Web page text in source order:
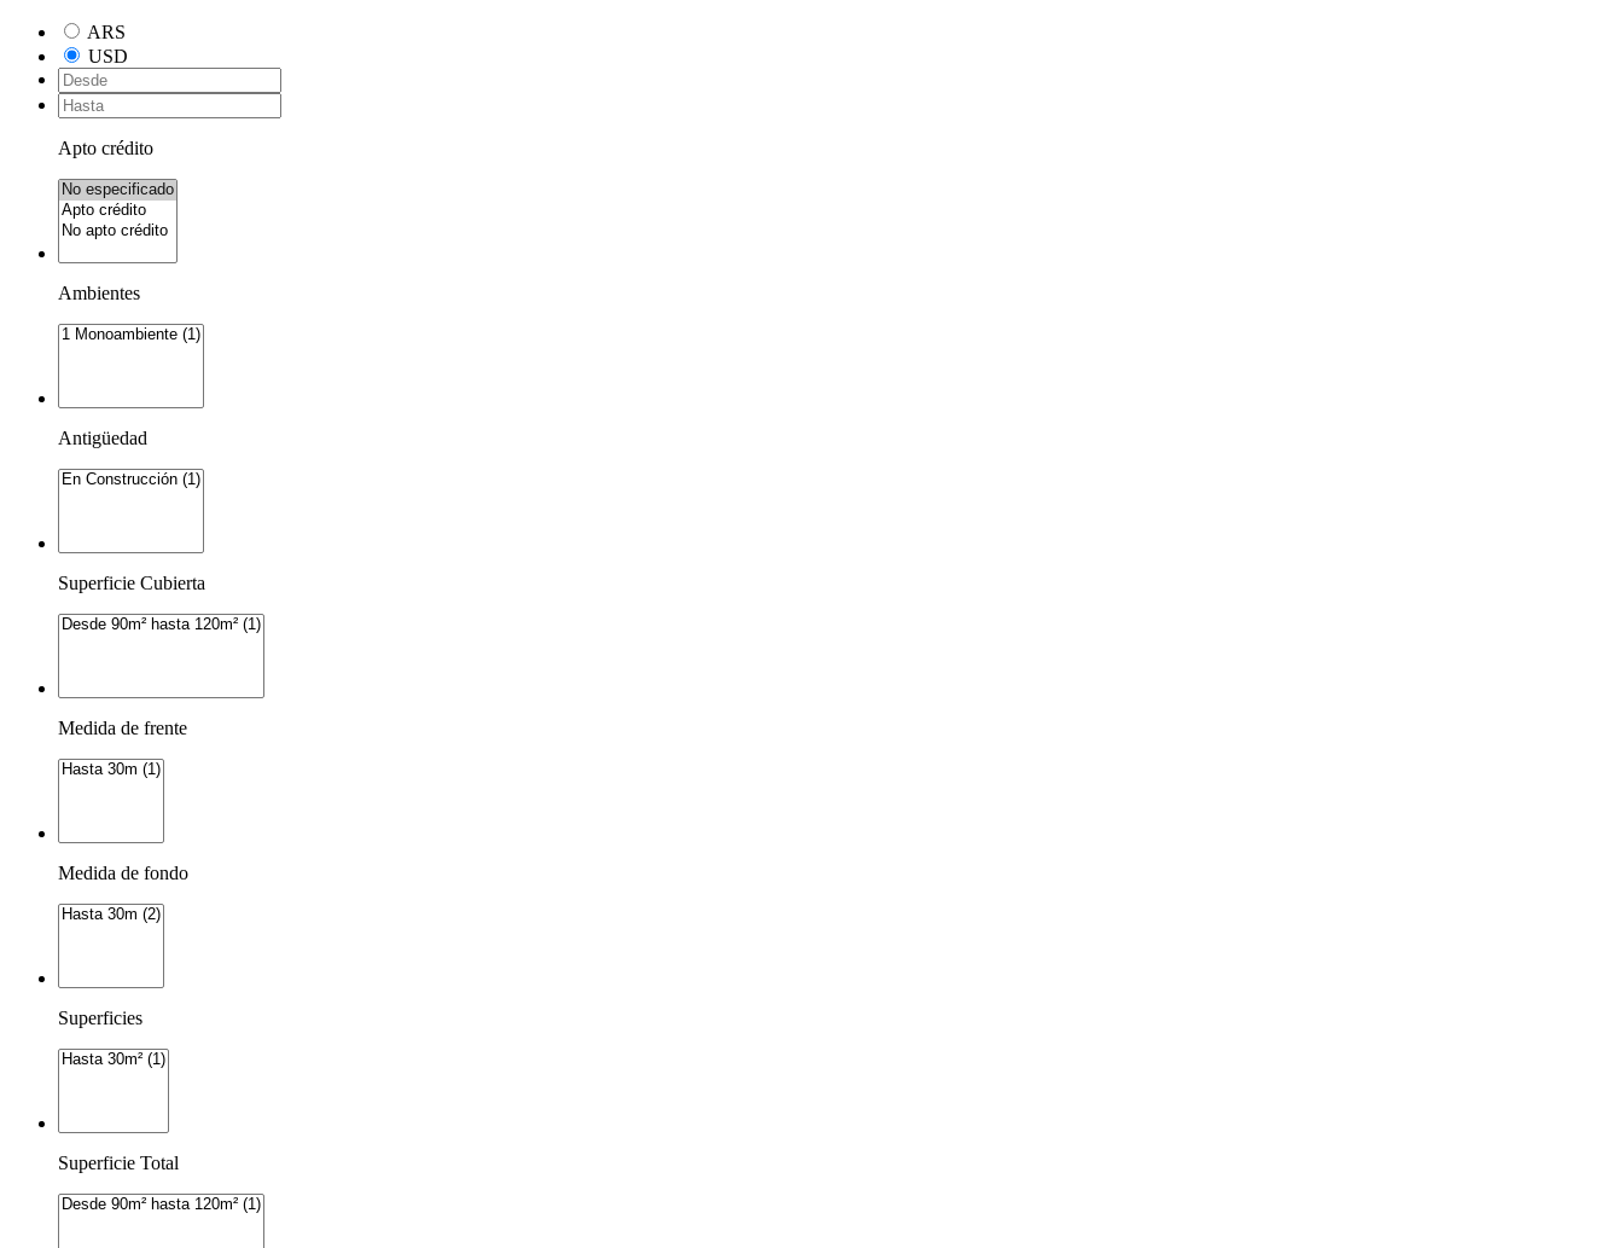
ARS
USD
Apto crédito
Ambientes
Antigüedad
Superficie Cubierta
Medida de frente
Medida de fondo
Superficies
Superficie Total